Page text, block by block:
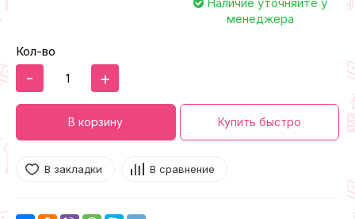
менеджера
Кол-во
- +
В корзину Купить быстро
В закладки В сравнение